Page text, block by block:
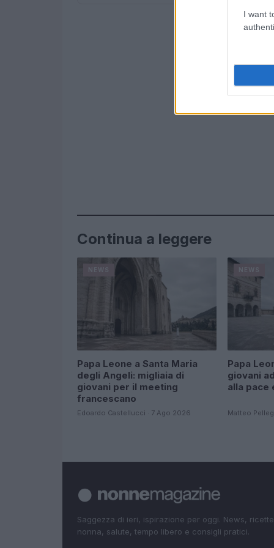
I want
Continua a leggere
Papa Leone a Santa Maria
degli Angeli: migliaia di
giovani per il meeting
francescano
Edoardo Castellucci · 7 Ago 2026
Papa
giovani
alla pace
Matteo
Saggezza di ieri, ispirazione per oggi. News,
nonna, salute, tempo libero e consigli pratici.